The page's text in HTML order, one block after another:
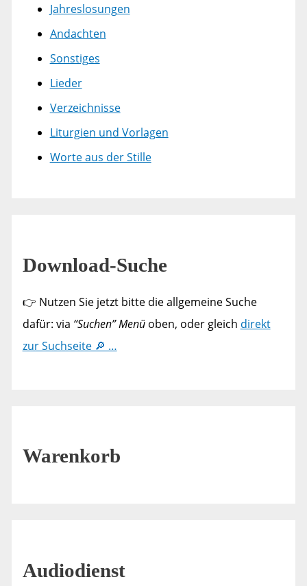
Jahreslosungen
Andachten
Sonstiges
Lieder
Verzeichnisse
Liturgien und Vorlagen
Worte aus der Stille
Download-Suche
👉 Nutzen Sie jetzt bitte die allgemeine Suche
dafür: via “Suchen” Menüoben, oder gleich direkt
zur Suchseite 🔎 …
Warenkorb
Audiodienst